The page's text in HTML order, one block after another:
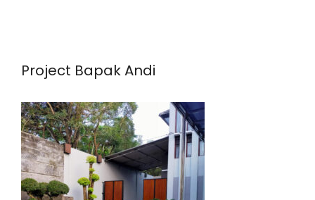
Project Bapak Andi